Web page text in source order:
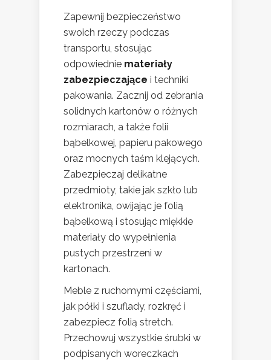
Zapewnij bezpieczeństwo
swoich rzeczy podczas
transportu, stosując
odpowiednie materiały
zabezpieczające i techniki
pakowania. Zacznij od zebrania
solidnych kartonów o różnych
rozmiarach, a także folii
bąbelkowej, papieru pakowego
oraz mocnych taśm klejących.
Zabezpieczaj delikatne
przedmioty, takie jak szkło lub
elektronika, owijając je folią
bąbelkową i stosując miękkie
materiały do wypełnienia
pustych przestrzeni w
kartonach.
Meble z ruchomymi częściami,
jak półki i szuflady, rozkręć i
zabezpiecz folią stretch.
Przechowuj wszystkie śrubki w
podpisanych woreczkach